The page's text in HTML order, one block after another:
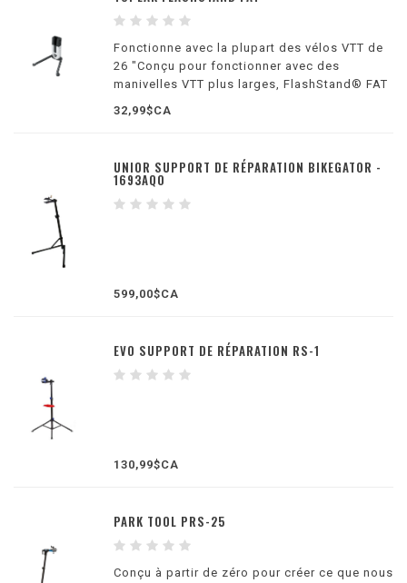
Fonctionne avec la plupart des vélos VTT de
26 "Conçu pour fonctionner avec des
manivelles VTT plus larges, FlashStand® FAT
glisse sur le bras de pédalier de VTT côté
opposé à la transmission pour maintenir les
32,99$CA
UNIOR SUPPORT DE RÉPARATION BIKEGATOR -
1693AQ0
599,00$CA
EVO SUPPORT DE RÉPARATION RS-1
130,99$CA
PARK TOOL PRS-25
Conçu à partir de zéro pour créer ce que nous